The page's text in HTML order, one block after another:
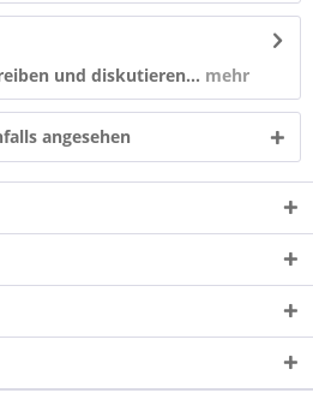
und diskutieren... mehr
angesehen